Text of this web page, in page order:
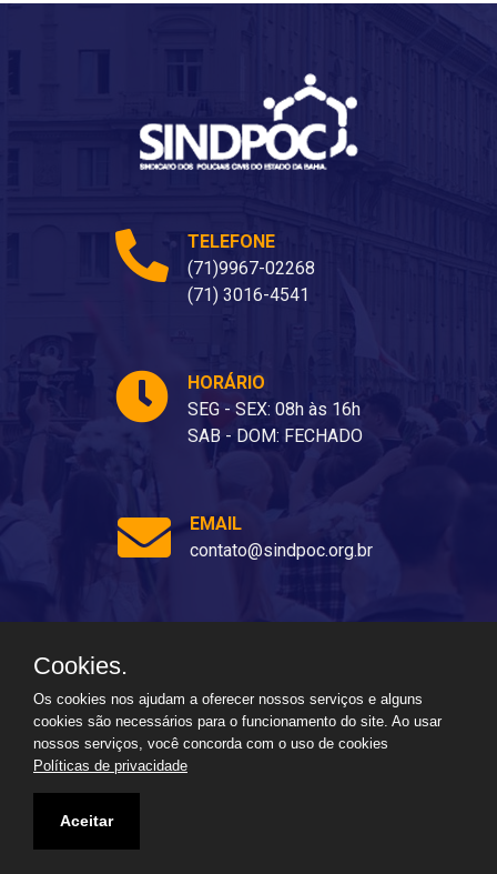
TELEFONE
(71)9967-02268
(71) 3016-4541
HORÁRIO
SEG - SEX: 08h às 16h
SAB - DOM: FECHADO
EMAIL
contato@sindpoc.org.br
Ladeira dos Barris, 80 - Barris, Salvador - BA, 40070-310
Cookies.
Os cookies nos ajudam a oferecer nossos serviços e alguns
cookies são necessários para o funcionamento do site. Ao usar
nossos serviços, você concorda com o uso de cookies
Políticas de privacidade
Aceitar